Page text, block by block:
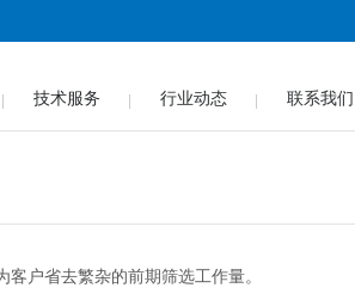
技术服务 行业动态 联系我们
户省去繁杂的前期筛选工作量。